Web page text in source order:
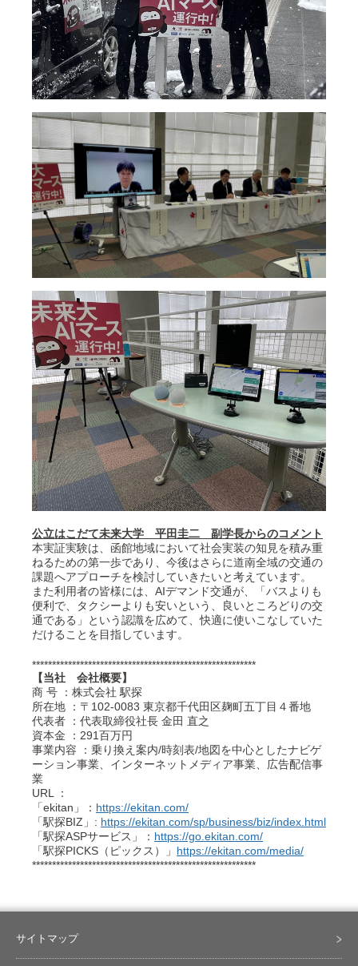
公立はこだて未来大学 平田圭二 副学長からのコメント
本実証実験は、函館地域において社会実装の知見を積み重
ねるための第一歩であり、今後はさらに道南全域の交通の
課題へアプローチを検討していきたいと考えています。
また利用者の皆様には、AIデマンド交通が、「バスよりも
便利で、タクシーよりも安いという、良いところどりの交
通である」という認識を広めて、快適に使いこなしていた
だけることを目指しています。
********************************************************
【当社 会社概要】
商 号 ：株式会社 駅探
所在地 ：〒102-0083 東京都千代田区麹町五丁目４番地
代表者 ：代表取締役社長 金田 直之
資本金 ：291百万円
事業内容 ：乗り換え案内/時刻表/地図を中心としたナビゲ
ーション事業、インターネットメディア事業、広告配信事
業
URL ：
「ekitan」： https://ekitan.com/
「駅探BIZ」: https://ekitan.com/sp/business/biz/index.html
「駅探ASPサービス」： https://go.ekitan.com/
「駅探PICKS（ピックス）」 https://ekitan.com/media/
********************************************************
サイトマップ